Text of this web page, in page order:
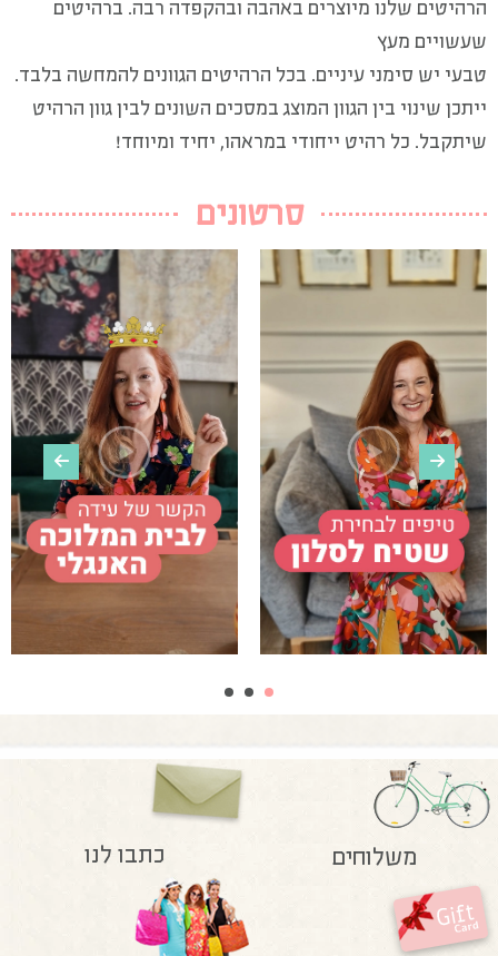
הרהיטים שלנו מיוצרים באהבה ובהקפדה רבה. ברהיטים
שעשויים מעץ
טבעי יש סימני עיניים. בכל הרהיטים הגוונים להמחשה בלבד.
ייתכן שינוי בין הגוון המוצג במסכים השונים לבין גוון הרהיט
שיתקבל. כל רהיט ייחודי במראהו, יחיד ומיוחד!
סרטונים
משלוחים כתבו לנו